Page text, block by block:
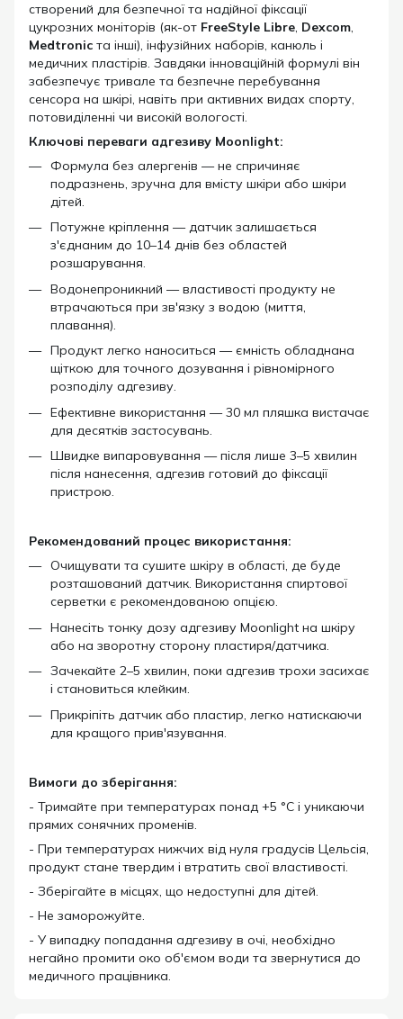
створений для безпечної та надійної фіксації
цукрозних моніторів (як-от FreeStyle Libre, Dexcom,
Medtronic та інші), інфузійних наборів, канюль і
медичних пластірів. Завдяки інноваційній формулі він
забезпечує тривале та безпечне перебування
сенсора на шкірі, навіть при активних видах спорту,
потовиділенні чи високій вологості.
Ключові переваги адгезиву Moonlight:
Формула без алергенів — не спричиняє
подразнень, зручна для вмісту шкіри або шкіри
дітей.
Потужне кріплення — датчик залишається
з'єднаним до 10–14 днів без областей
розшарування.
Водонепроникний — властивості продукту не
втрачаються при зв'язку з водою (миття,
плавання).
Продукт легко наноситься — ємність обладнана
щіткою для точного дозування і рівномірного
розподілу адгезиву.
Ефективне використання — 30 мл пляшка вистачає
для десятків застосувань.
Швидке випаровування — після лише 3–5 хвилин
після нанесення, адгезив готовий до фіксації
пристрою.
Рекомендований процес використання:
Очищувати та сушите шкіру в області, де буде
розташований датчик. Використання спиртової
серветки є рекомендованою опцією.
Нанесіть тонку дозу адгезиву Moonlight на шкіру
або на зворотну сторону пластиря/датчика.
Зачекайте 2–5 хвилин, поки адгезив трохи засихає
і становиться клейким.
Прикріпіть датчик або пластир, легко натискаючи
для кращого прив'язування.
Вимоги до зберігання:
- Тримайте при температурах понад +5 °C і уникаючи
прямих сонячних променів.
- При температурах нижчих від нуля градусів Цельсія,
продукт стане твердим і втратить свої властивості.
- Зберігайте в місцях, що недоступні для дітей.
- Не заморожуйте.
- У випадку попадання адгезиву в очі, необхідно
негайно промити око об'ємом води та звернутися до
медичного працівника.